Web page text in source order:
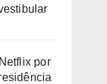
por